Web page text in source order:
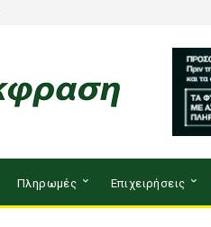
Πληρωμές Επιχειρήσεις